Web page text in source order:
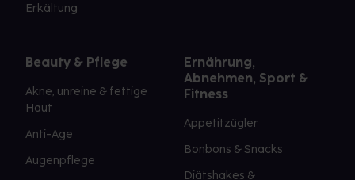
Erkältung
Beauty & Pflege
Akne, unreine & fettige
Haut
Anti-Age
Augenpflege
Ernährung,
Abnehmen, Sport &
Fitness
Appetitzügler
Bonbons & Snacks
Diätshakes &